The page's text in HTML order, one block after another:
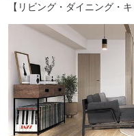
【リビング・ダイニング・